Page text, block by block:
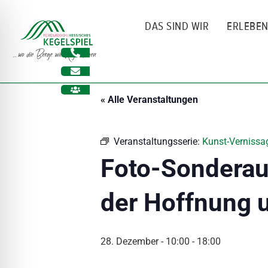
springen
DAS SIND WIR ERLEBEN
« Alle Veranstaltungen
Veranstaltungsserie: Kunst-
Foto-
der Hoffnung
28. Dezember - 10:00 - 18:00